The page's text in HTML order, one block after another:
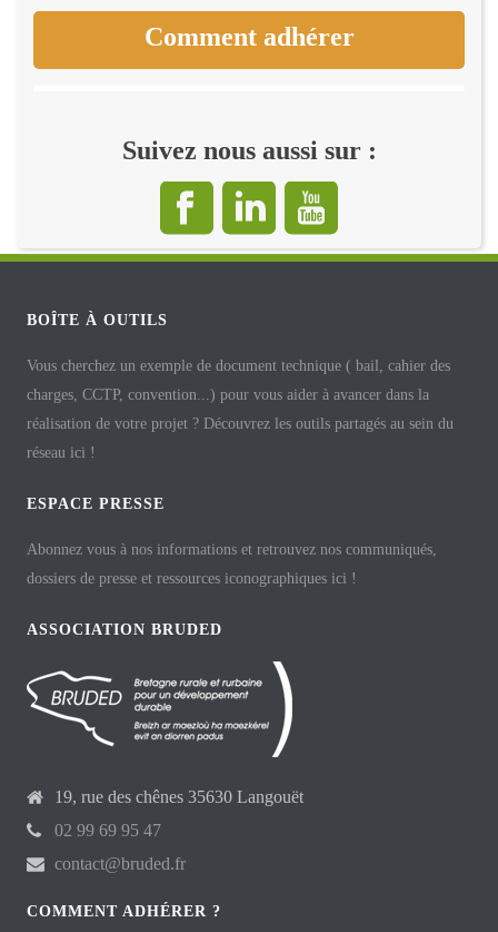
Comment adhérer
Suivez nous aussi sur :
BOÎTE À OUTILS
Vous cherchez un exemple de document technique ( bail, cahier des
charges, CCTP, convention...) pour vous aider à avancer dans la
réalisation de votre projet ? Découvrez les outils partagés au sein du
réseau ici !
ESPACE PRESSE
Abonnez vous à nos informations et retrouvez nos communiqués,
dossiers de presse et ressources iconographiques ici !
ASSOCIATION BRUDED
19, rue des chênes 35630 Langouët
02 99 69 95 47
contact@bruded.fr
COMMENT ADHÉRER ?